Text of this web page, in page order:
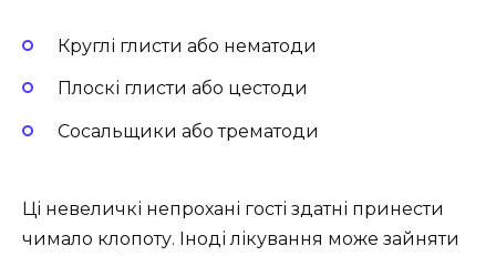
Круглі глисти або нематоди
Плоскі глисти або цестоди
Сосальщики або трематоди
Ці невеличкі непрохані гості здатні принести
чимало клопоту. Іноді лікування може зайняти